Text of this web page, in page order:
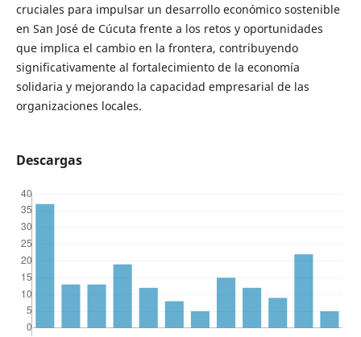
cruciales para impulsar un desarrollo económico sostenible
en San José de Cúcuta frente a los retos y oportunidades
que implica el cambio en la frontera, contribuyendo
significativamente al fortalecimiento de la economía
solidaria y mejorando la capacidad empresarial de las
organizaciones locales.
Descargas